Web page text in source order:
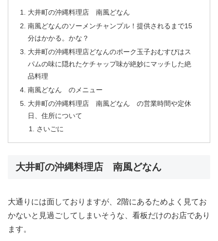
大井町の沖縄料理店 南風どなん
南風どなんのソーメンチャンプル！提供されるまで15
分はかかる。かな？
大井町の沖縄料理店どなんのポーク玉子おむすびはス
パムの味に隠れたケチャップ味が絶妙にマッチした絶
品料理
南風どなん のメニュー
大井町の沖縄料理店 南風どなん の営業時間や定休
日、住所について
さいごに
大井町の沖縄料理店 南風どなん
大通りには面しておりますが、2階にあるためよく見てお
かないと見過ごしてしまいそうな、看板だけのお店であり
ます。